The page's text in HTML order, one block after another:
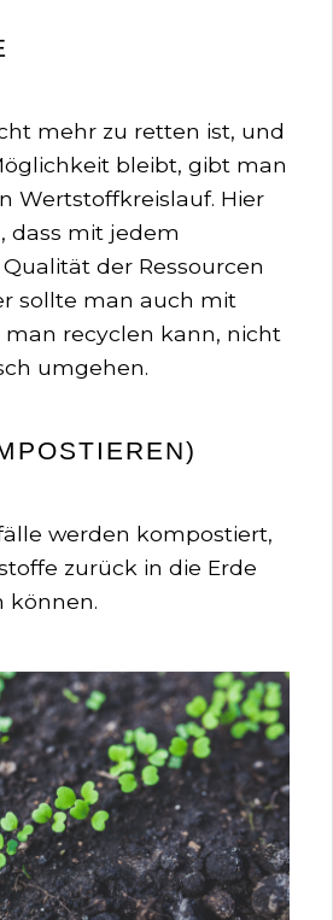
mehr zu retten ist, und
bleibt, gibt man
Wertstoffkreislauf. Hier
dass mit jedem
der Ressourcen
sollte man auch mit
man recyclen kann, nicht
umgehen.
werden kompostiert,
zurück in die Erde
können.